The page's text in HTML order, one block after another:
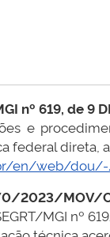
nº 619, de 9
e
federal direta,
en/web/
70/2023/MOV/
MGI nº